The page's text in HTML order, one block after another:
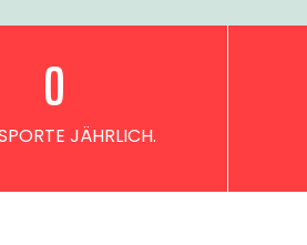
JÄHRLICH.
0